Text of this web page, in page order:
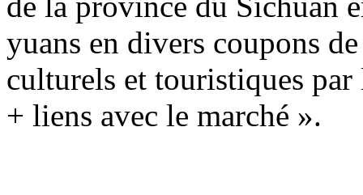
yuans en divers coupons
culturels et touristiques
+ liens avec le marché ».